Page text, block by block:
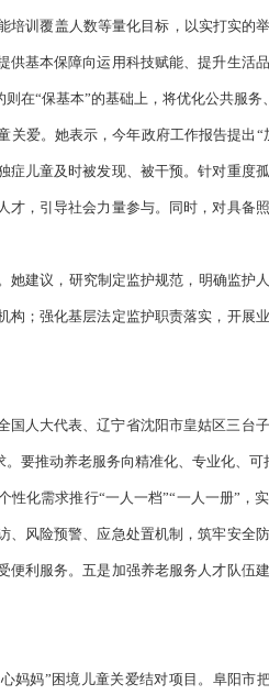
训覆盖人数等量化目标，以实打实的
基本保障向运用科技赋能、提升生活
在“保基本”的基础上，将优化公共服务
爱。她表示，今年政府工作报告提出
儿童及时被发现、被干预。针对重度
，引导社会力量参与。同时，对具备
建议，研究制定监护规范，明确监护
；强化基层法定监护职责落实，开展
人大代表、辽宁省沈阳市皇姑区三台
要推动养老服务向精准化、专业化、可
化需求推行“一人一档”“一人一册”，
风险预警、应急处置机制，筑牢安全
利服务。五是加强养老服务人才队伍
妈妈”困境儿童关爱结对项目。阜阳市